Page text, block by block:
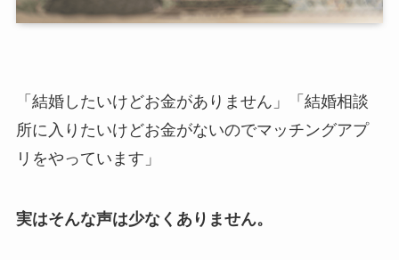
「結婚したいけどお金がありません」「結婚相談
所に入りたいけどお金がないのでマッチングアプ
リをやっています」
実はそんな声は少なくありません。